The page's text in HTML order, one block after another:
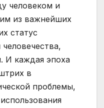
человеком и
из важнейших
статус
И каждая эпоха
в
проблемы,